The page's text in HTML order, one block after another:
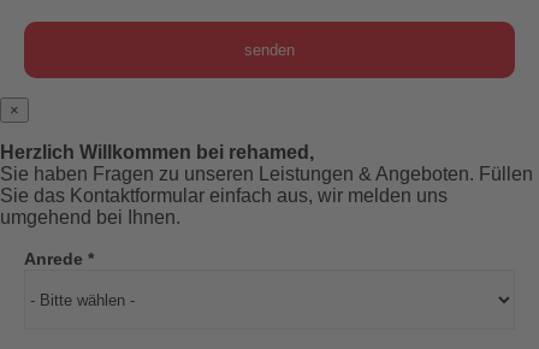
×
Herzlich Willkommen bei rehamed,
Sie haben Fragen zu unseren Leistungen & Angeboten. Füllen
Sie das Kontaktformular einfach aus, wir melden uns
umgehend bei Ihnen.
Anrede *